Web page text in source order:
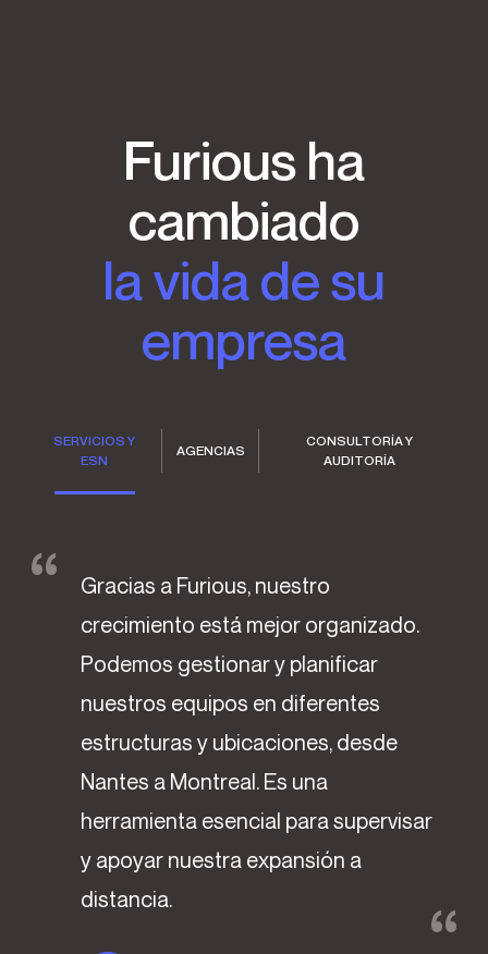
Furious ha
cambiado
la vida de su
empresa
SERVICIOS Y
ESN
AGENCIAS
CONSULTORÍA Y
AUDITORÍA
Gracias a Furious, nuestro
crecimiento está mejor organizado.
Podemos gestionar y planificar
nuestros equipos en diferentes
estructuras y ubicaciones, desde
Nantes a Montreal. Es una
herramienta esencial para supervisar
y apoyar nuestra expansión a
distancia.